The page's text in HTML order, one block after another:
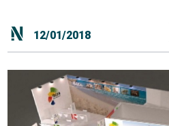
12/01/2018